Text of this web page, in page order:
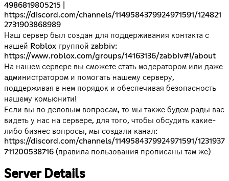
4986819805215
https://discord.com/channels/1149584379924971591/124821
2731903868989
Наш сервер был создан для поддерживания контакта с
нашей Roblox группой zabbiv:
https://www.roblox.com/groups/14163136/zabbiv#!/about
На нашем сервере вы сможете стать модератором или даже
администратором и помогать нашему серверу,
поддерживая в нем порядок и обеспечивая безопасность
нашему комьюнити!
Если вы по деловым вопросам, то мы также будем рады вас
видеть у нас на сервере, для того, чтобы обсудить какие-
либо бизнес вопросы, мы создали канал:
https://discord.com/channels/1149584379924971591/1231937
711200538716 (правила пользования прописаны там же)
Server Details